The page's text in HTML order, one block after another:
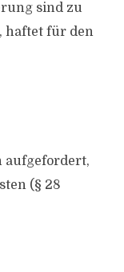
sind zu
haftet für den
aufgefordert,
(§ 28